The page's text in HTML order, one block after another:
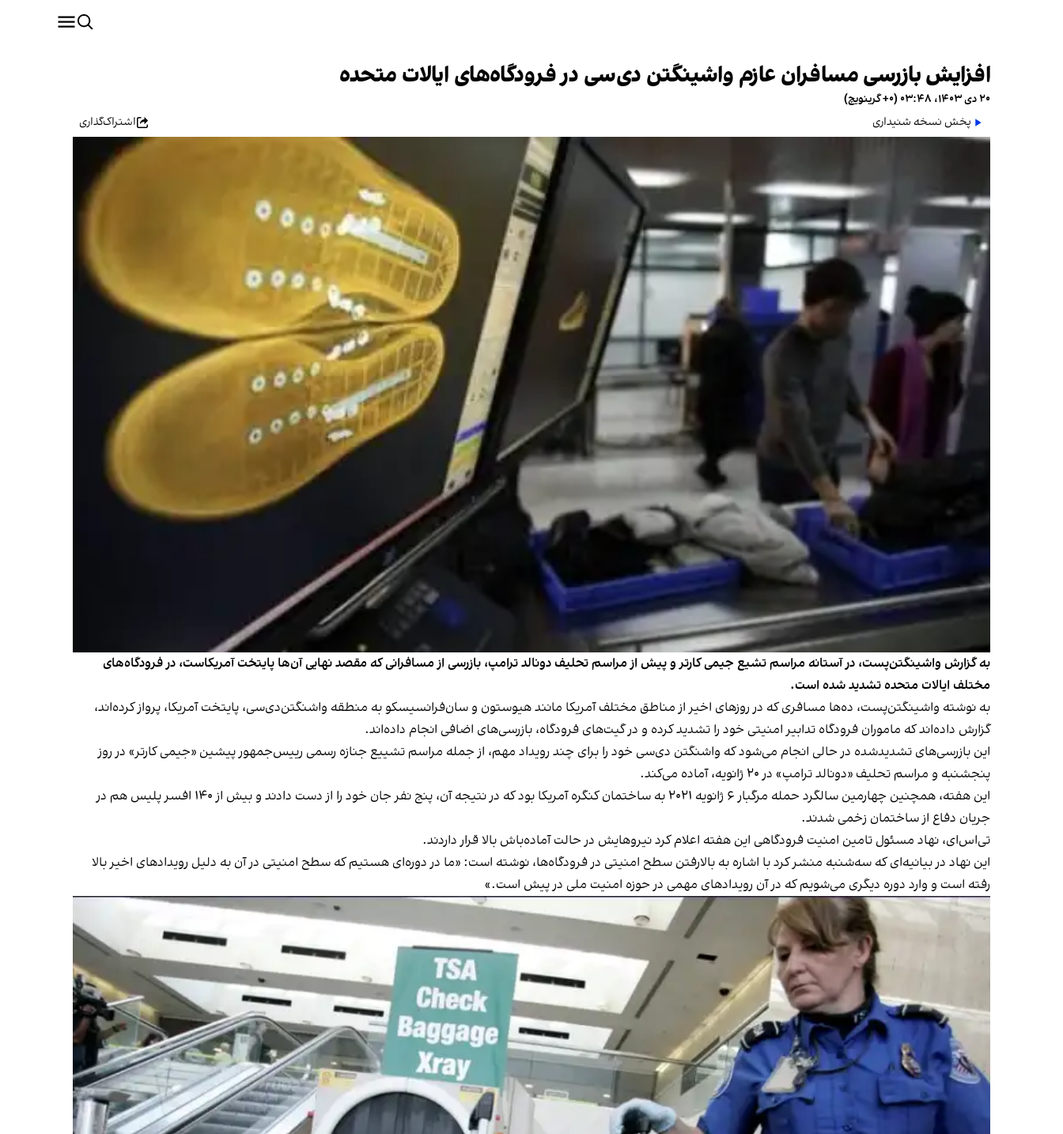
افزایش بازرسی‌ مسافران عازم واشینگتن دی‌سی در فرودگاه‌های ایالات متحده
۲۰ دی ۱۴۰۳، ۰۳:۴۸ (‎+۰ گرینویچ)
پخش نسخه شنیداری
اشتراک‌گذاری
به گزارش واشینگتن‌پست، در آستانه مراسم تشیع جیمی کارتر و پیش از مراسم تحلیف دونالد ترامپ، بازرسی‌ از مسافرانی که مقصد نهایی آن‌ها پایتخت آمریکاست، در فرودگاه‌های
مختلف ایالات متحده تشدید شده است.
به نوشته واشینگتن‌پست، ده‌ها مسافری که در روزهای اخیر از مناطق مختلف آمریکا مانند هیوستون و سان‌فرانسیسکو به منطقه واشنگتن‌دی‌سی، پایتخت آمریکا، پرواز کرده‌اند،
گزارش داده‌اند که ماموران فرودگاه تدابیر امنیتی خود را تشدید کرده و در گیت‌های فرودگاه، بازرسی‌های اضافی انجام داده‌اند.
این بازرسی‌های تشدیدشده در حالی انجام می‌شود که واشنگتن دی‌سی خود را برای چند رویداد مهم، از جمله مراسم تشییع جنازه رسمی رییس‌جمهور پیشین «جیمی کارتر» در روز
پنجشنبه و مراسم تحلیف «دونالد ترامپ» در ۲۰ ژانویه، آماده می‌کند.
این هفته، همچنین چهارمین سالگرد حمله مرگبار ۶ ژانویه ۲۰۲۱ به ساختمان کنگره آمریکا بود که در نتیجه آن، پنج نفر جان خود را از دست دادند و بیش از ۱۴۰ افسر پلیس هم در
جریان دفاع از ساختمان زخمی شدند.
تی‌اس‌ای، نهاد مسئول تامین امنیت فرودگاهی این هفته اعلام کرد نیروهایش در حالت آماده‌باش بالا قرار داردند.
این نهاد در بیانیه‌ای که سه‌شنبه منشر کرد با اشاره به بالارفتن سطح امنیتی در فرودگاه‌ها، نوشته است: «ما در دوره‌ای هستیم که سطح امنیتی در آن به دلیل رویدادهای اخیر بالا
رفته است و وارد دوره دیگری می‌شویم که در آن رویدادهای مهمی در حوزه امنیت ملی در پیش است.»